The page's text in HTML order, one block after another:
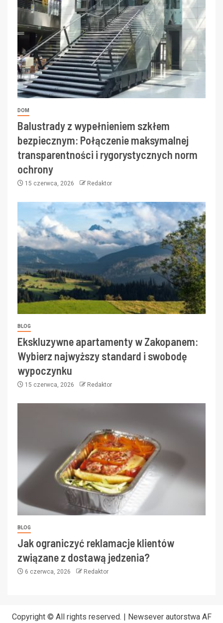
DOM
Balustrady z wypełnieniem szkłem
bezpiecznym: Połączenie maksymalnej
transparentności i rygorystycznych norm
ochrony
15 czerwca, 2026 Redaktor
BLOG
Ekskluzywne apartamenty w Zakopanem:
Wybierz najwyższy standard i swobodę
wypoczynku
15 czerwca, 2026 Redaktor
BLOG
Jak ograniczyć reklamacje klientów
związane z dostawą jedzenia?
6 czerwca, 2026 Redaktor
Copyright © All rights reserved. Newseverautorstwa AF